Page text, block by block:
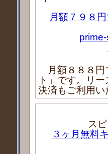
月額７９８
月額８８８円
ト」です。リ
決済もご利用い
ス
３ヶ月無料